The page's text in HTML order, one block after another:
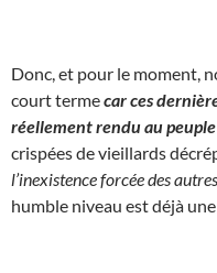
Donc, et pour le moment,
court termecar ces
réellement rendu au peuple
crispées de vieillards
l’inexistence forcée des autres.
humble niveau est déjà